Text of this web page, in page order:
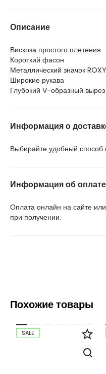
Описание
Вискоза простого плетения
Короткий фасон
Металлический значок ROXY
Широкие рукава
Глубокий V-образный
Информация о
Выбирайте удобный способ
Информация об оплате
Оплата онлайн на сайте
при получении.
Похожие товары
SALE